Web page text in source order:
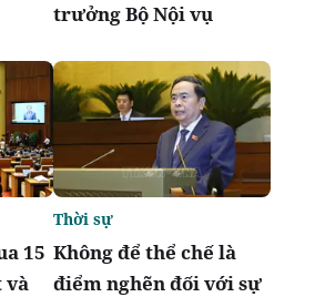
trưởng Bộ Nội vụ
15
và
Không để thể chế là
điểm nghẽn đối với sự
Thời sự